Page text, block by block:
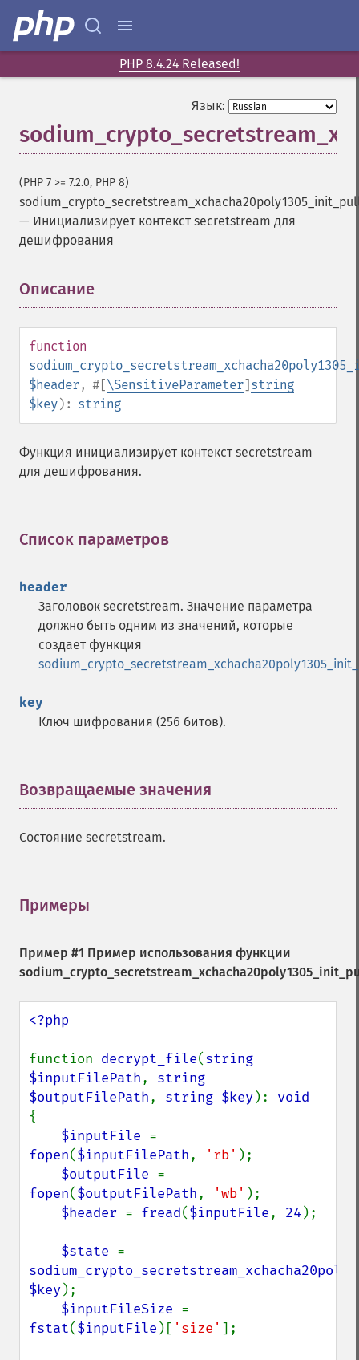
PHP 8.4.24 Released!
Язык:
(PHP 7 >= 7.2.0, PHP 8)
— Инициализирует контекст secretstream для
дешифрования
Описание
function
$header, #[\SensitiveParameter] string
$key): string
Функция инициализирует контекст secretstream
для дешифрования.
Список параметров
header
Заголовок secretstream. Значение параметра
должно быть одним из значений, которые
создает функция
key
Ключ шифрования (256 битов).
Возвращаемые значения
Состояние secretstream.
Примеры
Пример #1 Пример использования функции
<?php
function decrypt_file(string
$inputFilePath, string
$outputFilePath, string $key):
{
$inputFile
fopen($inputFilePath, 'rb' );
$outputFile
fopen($outputFilePath, 'wb' );
$header = fread($inputFile, 24 );
$state
$key);
$inputFileSize
fstat($inputFile )[ 'size' ];